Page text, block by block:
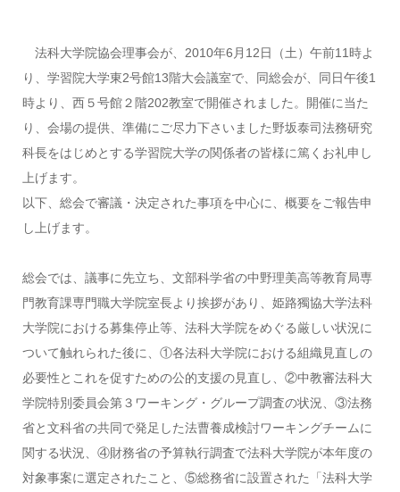
法科大学院協会理事会が、2010年6月12日（土）午前11時よ
り、学習院大学東2号館13階大会議室で、同総会が、同日午後1
時より、西５号館２階202教室で開催されました。開催に当た
り、会場の提供、準備にご尽力下さいました野坂泰司法務研究
科長をはじめとする学習院大学の関係者の皆様に篤くお礼申し
上げます。
以下、総会で審議・決定された事項を中心に、概要をご報告申
し上げます。
総会では、議事に先立ち、文部科学省の中野理美高等教育局専
門教育課専門職大学院室長より挨拶があり、姫路獨協大学法科
大学院における募集停止等、法科大学院をめぐる厳しい状況に
ついて触れられた後に、①各法科大学院における組織見直しの
必要性とこれを促すための公的支援の見直し、②中教審法科大
学院特別委員会第３ワーキング・グループ調査の状況、③法務
省と文科省の共同で発足した法曹養成検討ワーキングチームに
関する状況、④財務省の予算執行調査で法科大学院が本年度の
対象事案に選定されたこと、⑤総務省に設置された「法科大学